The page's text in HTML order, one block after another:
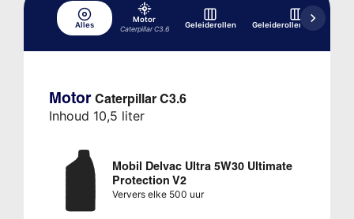
Alles
Motor
Caterpillar C3.6
Geleiderollen Geleiderollen rupsband
Motor Caterpillar C3.6
Inhoud 10,5 liter
Mobil Delvac Ultra 5W30 Ultimate
Protection V2
Ververs elke 500 uur